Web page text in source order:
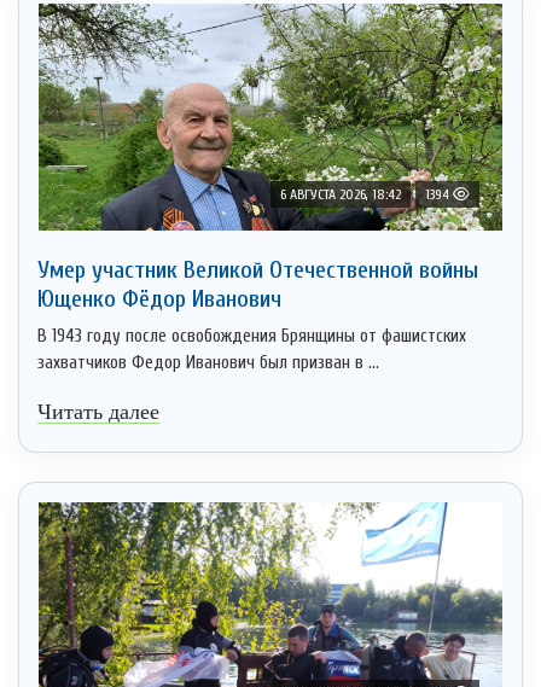
6 АВГУСТА 2026, 18:42 1394
Умер участник Великой Отечественной войны
Ющенко Фёдор Иванович
В 1943 году после освобождения Брянщины от фашистских
захватчиков Федор Иванович был призван в ...
Читать далее